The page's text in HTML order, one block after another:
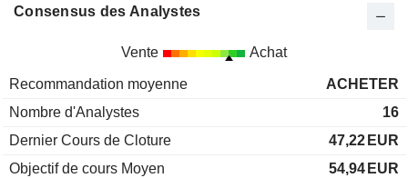
Consensus des Analystes
Vente Achat
Recommandation moyenne
ACHETER
Nombre d'Analystes
16
Dernier Cours de Cloture
47,22 EUR
Objectif de cours Moyen
54,94 EUR